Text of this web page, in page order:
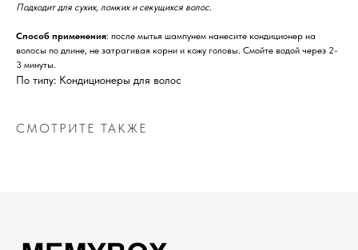
Подходит для сухих, ломких и секущихся волос.
Способ применения: после мытья шампунем нанесите кондиционер на
волосы по длине, не затрагивая корни и кожу головы. Смойте водой через 2-
3 минуты.
По типу: Кондиционеры для волос
СМОТРИТЕ ТАКЖЕ
ОГРНИП 318272400021282
Комсомольск-на-Амуре, ​
Контактный телефон
Режим работы